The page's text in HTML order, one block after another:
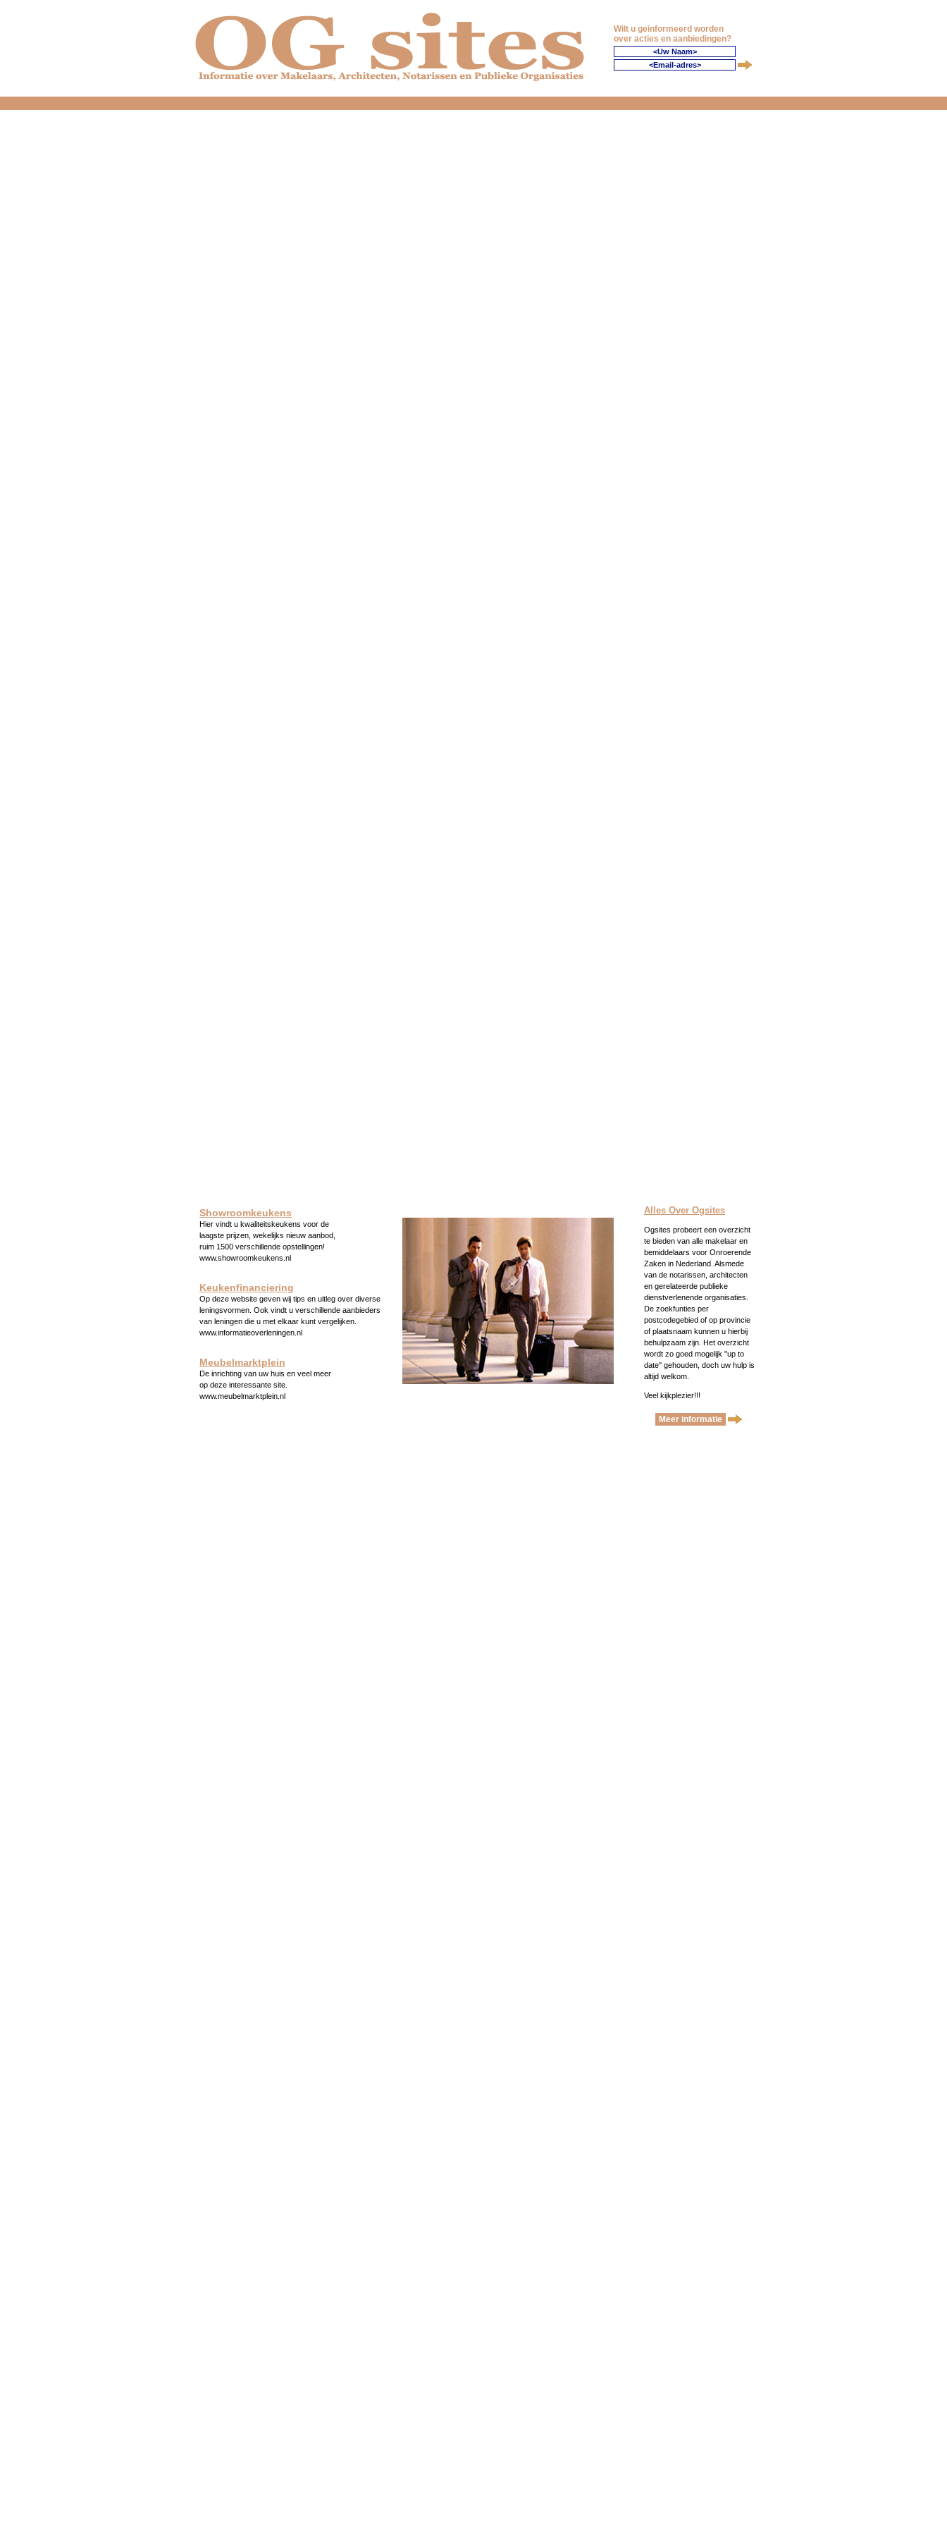
Wilt u geinformeerd worden
over acties en aanbiedingen?
Showroomkeukens
Hier vindt u kwaliteitskeukens voor de
laagste prijzen, wekelijks nieuw aanbod,
ruim 1500 verschillende opstellingen!
www.showroomkeukens.nl
Keukenfinanciering
Op deze website geven wij tips en uitleg over diverse
leningsvormen. Ook vindt u verschillende aanbieders
van leningen die u met elkaar kunt vergelijken.
www.informatieoverleningen.nl
Meubelmarktplein
De inrichting van uw huis en veel meer
op deze interessante site.
www.meubelmarktplein.nl
Alles Over Ogsites
Ogsites probeert een overzicht
te bieden van alle makelaar en
bemiddelaars voor Onroerende
Zaken in Nederland. Alsmede
van de notarissen, architecten
en gerelateerde publieke
dienstverlenende organisaties.
De zoekfunties per
postcodegebied of op provincie
of plaatsnaam kunnen u hierbij
behulpzaam zijn. Het overzicht
wordt zo goed mogelijk ''up to
date'' gehouden, doch uw hulp is
altijd welkom.
Veel kijkplezier!!!
Meer informatie